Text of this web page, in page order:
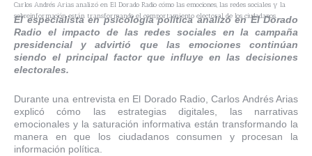
Carlos Andrés Arias analizó en El Dorado Radio cómo las emociones, las redes sociales y la
sobreinformación están transformando el comportamiento electoral de los ciudadanos.
El especialista en psicología política analizó en El Dorado
Radio el impacto de las redes sociales en la campaña
presidencial y advirtió que las emociones continúan
siendo el principal factor que influye en las decisiones
electorales.
Durante una entrevista en El Dorado Radio, Carlos Andrés Arias
explicó cómo las estrategias digitales, las narrativas
emocionales y la saturación informativa están transformando la
manera en que los ciudadanos consumen y procesan la
información política.